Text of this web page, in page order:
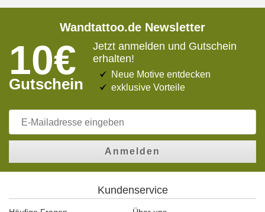
Wandtattoo.de Newsletter
10€
Gutschein
Jetzt anmelden und Gutschein
erhalten!
Neue Motive entdecken
exklusive Vorteile
Anmelden
Kundenservice